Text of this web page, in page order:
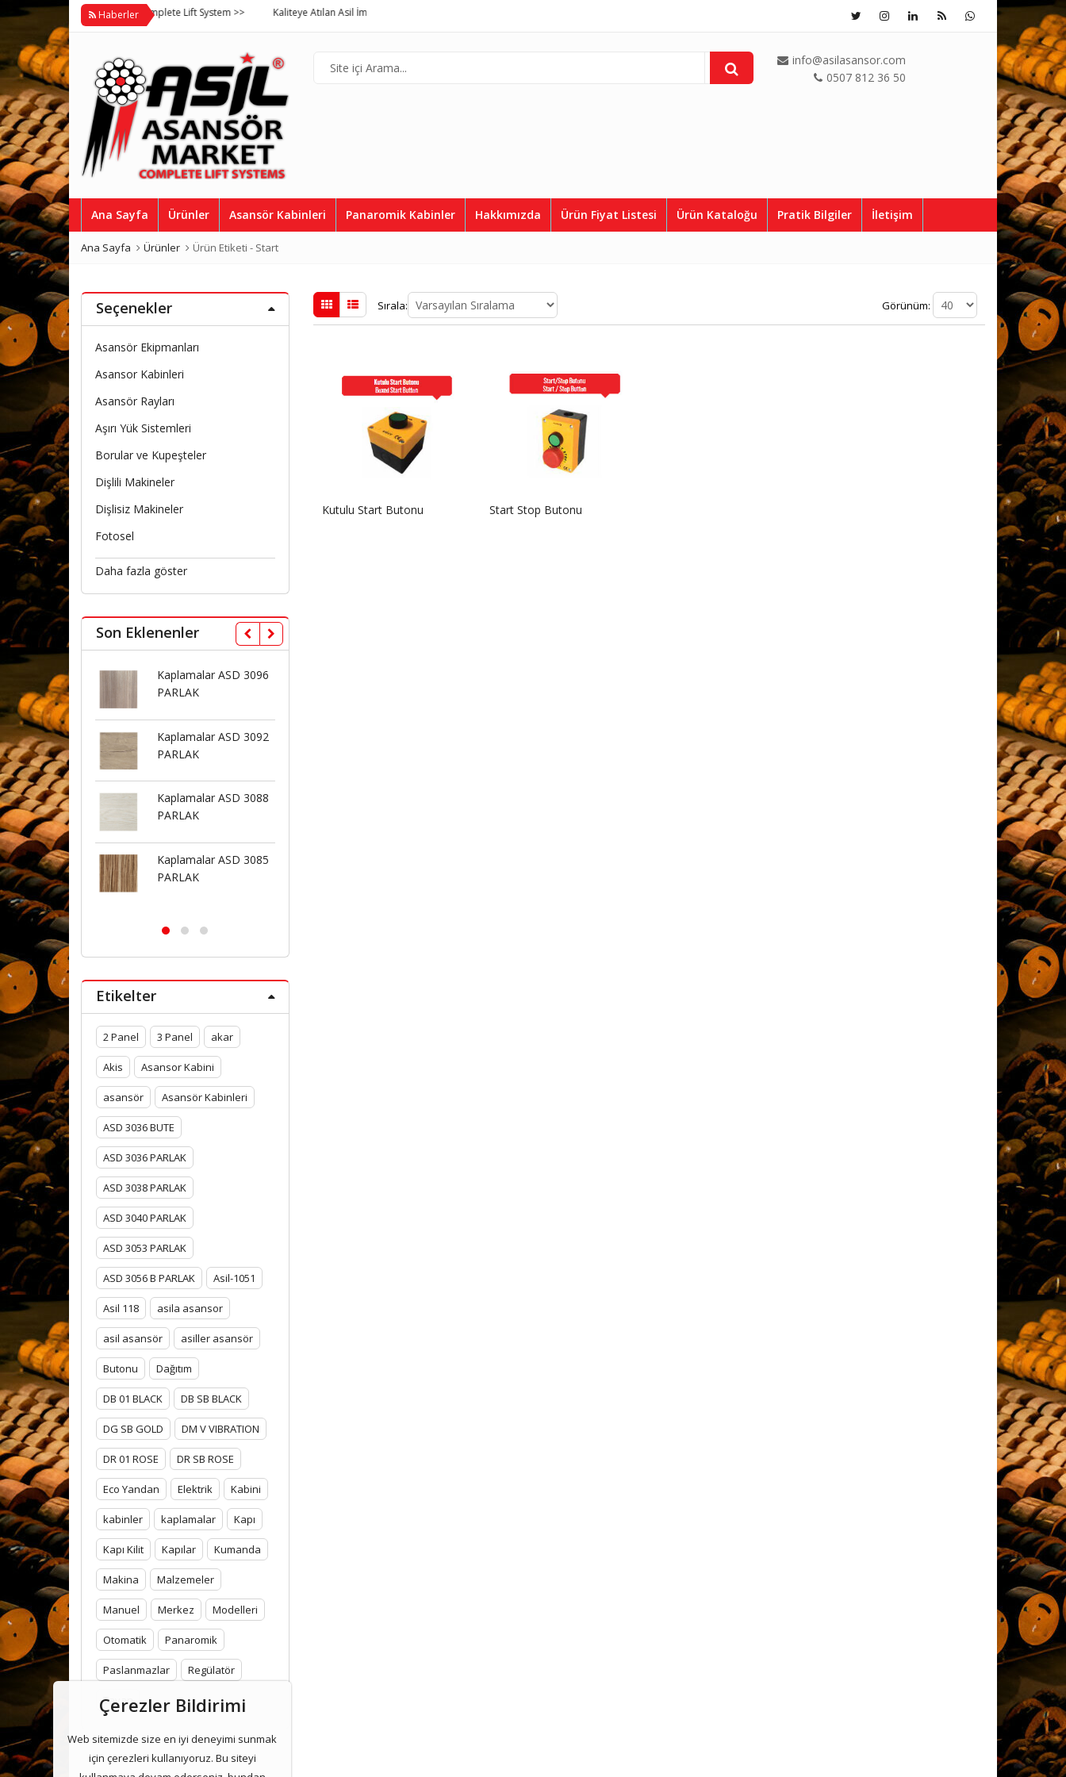
Haberler
Asil Asansör Market Complete Lift System >> Kaliteye Atılan Asil İmza, Asil Asansör
info@asilasansor.com
0507 812 36 50
Ana Sayfa Ürünler Asansör Kabinleri Panaromik Kabinler Hakkımızda Ürün Fiyat Listesi Ürün Kataloğu Pratik Bilgiler İletişim
Ana Sayfa Ürünler Ürün Etiketi - Start
Sırala: Görünüm:
Kutulu Start Butonu Start Stop Butonu
Seçenekler
Asansör Ekipmanları
Asansor Kabinleri
Asansör Rayları
Aşırı Yük Sistemleri
Borular ve Kupeşteler
Dişlili Makineler
Dişlisiz Makineler
Fotosel
Daha fazla göster
Son Eklenenler
Kaplamalar ASD 3096
PARLAK
Kaplamalar ASD 3092
PARLAK
Kaplamalar ASD 3088
PARLAK
Kaplamalar ASD 3085
PARLAK
Kaplamalar ASD 3075
Kaplamalar ASD 3069
Kaplamalar ASD 3126
Kaplamalar ASD 3126
Etikelter
2 Panel 3 Panel akar
Akis Asansor Kabini
asansör Asansör Kabinleri
ASD 3036 BUTE
ASD 3036 PARLAK
ASD 3038 PARLAK
ASD 3040 PARLAK
ASD 3053 PARLAK
ASD 3056 B PARLAK Asil-1051
Asil 118 asila asansor
asil asansör asiller asansör
Butonu Dağıtım
DB 01 BLACK DB SB BLACK
DG SB GOLD DM V VIBRATION
DR 01 ROSE DR SB ROSE
Eco Yandan Elektrik Kabini
kabinler kaplamalar Kapı
Kapı Kilit Kapılar Kumanda
Makina Malzemeler
Manuel Merkez Modelleri
Otomatik Panaromik
Paslanmazlar Regülatör
Tavan
Hizmetlerimiz hakkında daha ayrıntılı
Çerezler Bildirimi
Web sitemizde size en iyi deneyimi sunmak
için çerezleri kullanıyoruz. Bu siteyi